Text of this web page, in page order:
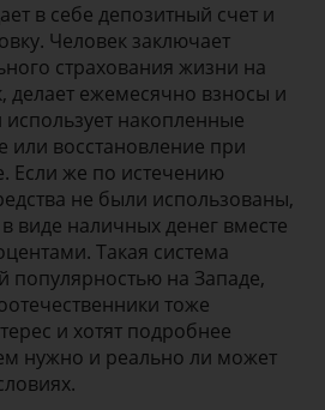
в себе депозитный счет и
Человек заключает
страхования жизни на
делает ежемесячно взносы и
накопленные
или восстановление при
Если же по истечению
не были использованы,
виде наличных денег вместе
Такая система
популярностью на Западе,
тоже
и хотят подробнее
нужно и реально ли может